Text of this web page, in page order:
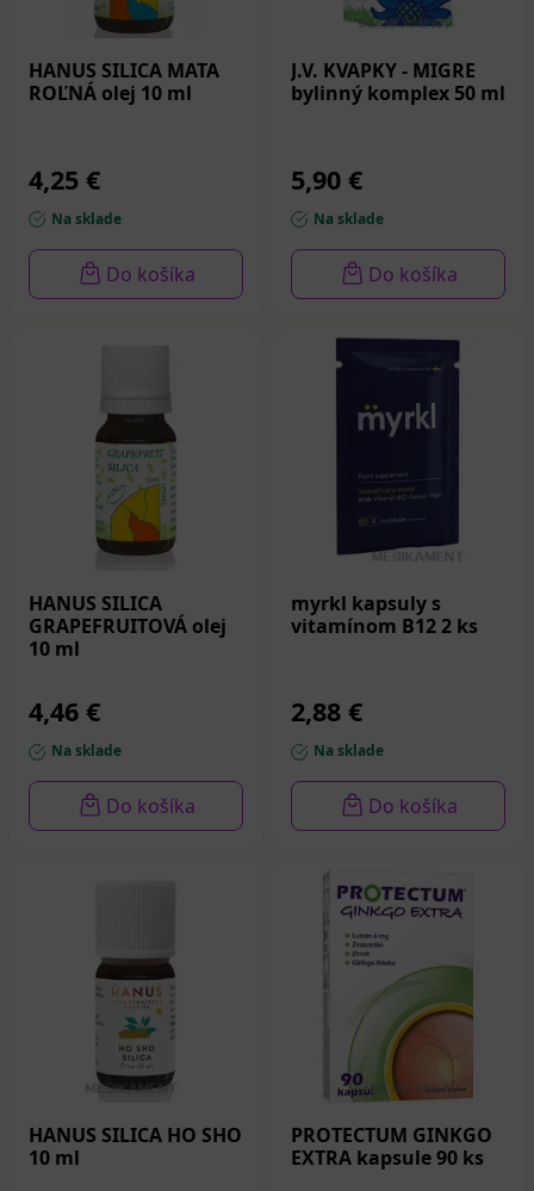
HANUS SILICA MATA
ROĽNÁ olej 10 ml
4,25 €
Na sklade
Do košíka
J.V. KVAPKY - MIGRE
bylinný komplex 50 ml
5,90 €
Na sklade
Do košíka
HANUS SILICA
GRAPEFRUITOVÁ olej
10 ml
4,46 €
Na sklade
Do košíka
myrkl kapsuly s
vitamínom B12 2 ks
2,88 €
Na sklade
Do košíka
HANUS SILICA HO SHO
10 ml
PROTECTUM GINKGO
EXTRA kapsule 90 ks